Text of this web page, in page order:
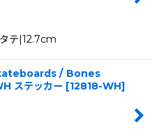
テ|12.7cm
/ Bones
ステッカー [12818-WH]